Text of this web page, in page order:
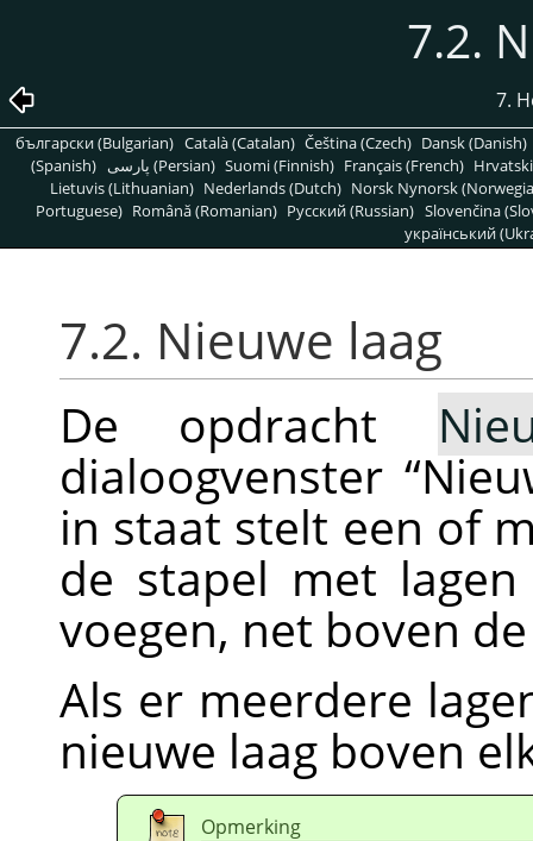
7.2.
7.
български (Bulgarian) Català (Catalan) Čeština (Czech) Dansk (Danish)
(Spanish)
پارسی (Persian) Suomi (Finnish) Français (French)
Lietuvis (Lithuanian) Nederlands (Dutch) Norsk Nynorsk
Portuguese) Română (Romanian) Pусский (Russian) Slovenčina
український
7.2. Nieuwe laag
De opdracht
dialoogvenster“
in staat stelt een of
de stapel met
voegen, net boven
Als er meerdere
nieuwe laag boven
Opmerking